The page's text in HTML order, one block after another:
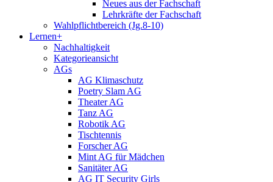
Neues aus der Fachschaft
Lehrkräfte der Fachschaft
Wahlpflichtbereich (Jg.8-10)
Lernen+
Nachhaltigkeit
Kategorieansicht
AGs
AG Klimaschutz
Poetry Slam AG
Theater AG
Tanz AG
Robotik AG
Tischtennis
Forscher AG
Mint AG für Mädchen
Sanitäter AG
AG IT Security Girls